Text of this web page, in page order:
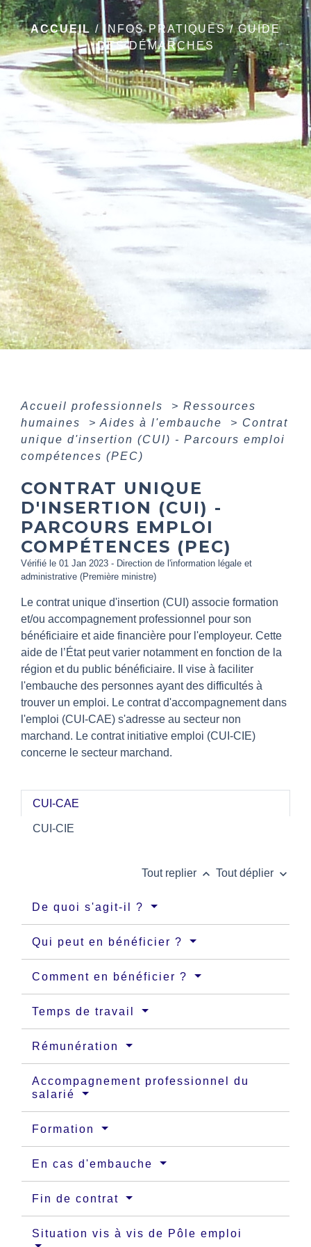
ACCUEIL /INFOS PRATIQUES/GUIDE
DES DÉMARCHES
Accueil professionnels > Ressources
humaines
> Aides à l'embauche > Contrat
unique d'insertion (CUI) - Parcours emploi
compétences (PEC)
CONTRAT UNIQUE
D'INSERTION (CUI) -
PARCOURS EMPLOI
COMPÉTENCES (PEC)
Vérifié le 01 Jan 2023 - Direction de l'information légale et
administrative (Première ministre)
Le contrat unique d'insertion (CUI) associe formation
et/ou accompagnement professionnel pour son
bénéficiaire et aide financière pour l'employeur. Cette
aide de l’État peut varier notamment en fonction de la
région et du public bénéficiaire. Il vise à faciliter
l'embauche des personnes ayant des difficultés à
trouver un emploi. Le contrat d'accompagnement dans
l'emploi (CUI-CAE) s'adresse au secteur non
marchand. Le contrat initiative emploi (CUI-CIE)
concerne le secteur marchand.
CUI-CAE
CUI-CIE
Tout replier keyboard_arrow_up Tout déplier keyboard_arrow_down
De quoi s'agit-il ?
Qui peut en bénéficier ?
Comment en bénéficier ?
Temps de travail
Rémunération
Accompagnement professionnel du
salarié
Formation
En cas d'embauche
Fin de contrat
Situation vis à vis de Pôle emploi